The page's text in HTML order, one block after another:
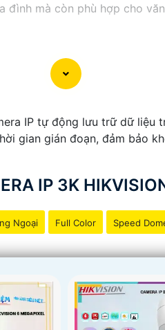
mà còn phù hợp cho
IP tự động lưu trữ dữ
gian gián đoạn, đảm bảo
IP 3K
Ngoại Full Color Speed